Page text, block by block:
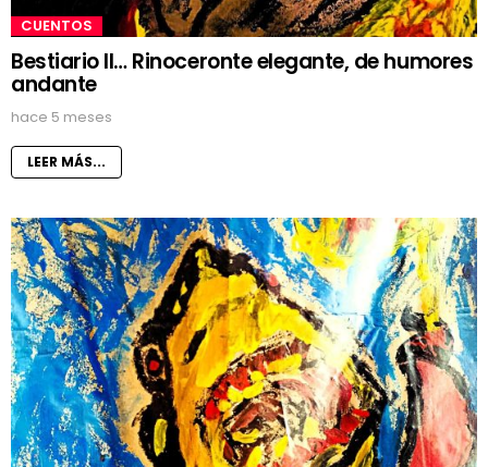
CUENTOS
Bestiario II… Rinoceronte elegante, de humores
andante
hace 5 meses
LEER MÁS...